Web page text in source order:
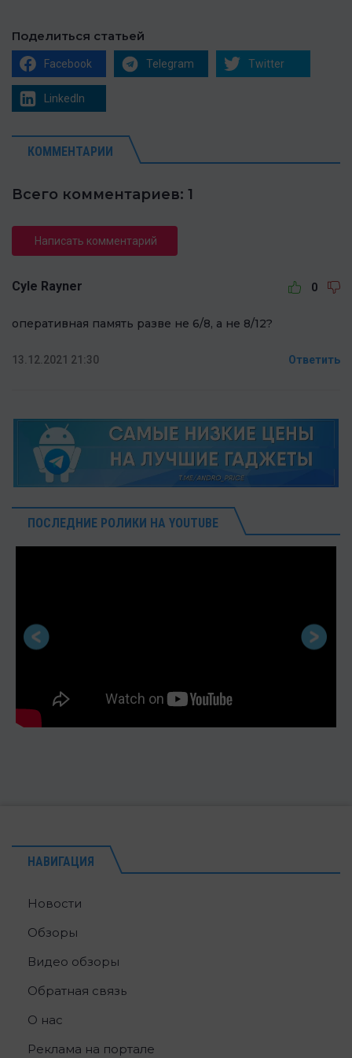
Поделиться статьей
Facebook Telegram Twitter
LinkedIn
КОММЕНТАРИИ
Всего комментариев: 1
Написать комментарий
Cyle Rayner 0
оперативная память разве не 6/8, а не 8/12?
13.12.2021 21:30 Ответить
ПОСЛЕДНИЕ РОЛИКИ НА YOUTUBE
НАВИГАЦИЯ
Новости
Обзоры
Видео обзоры
Обратная связь
О нас
Реклама на портале